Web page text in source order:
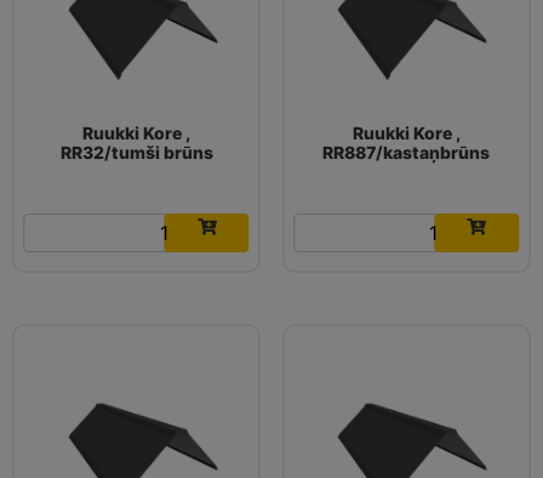
Ruukki Kore ,
RR32/tumši brūns
16.03€
Ruukki Kore ,
RR887/kastaņbrūns
16.03€